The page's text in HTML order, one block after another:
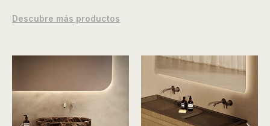
Descubre más productos